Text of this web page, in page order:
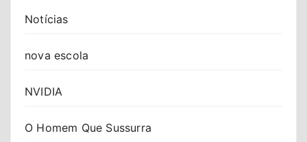
Notícias
nova escola
NVIDIA
O Homem Que Sussurra